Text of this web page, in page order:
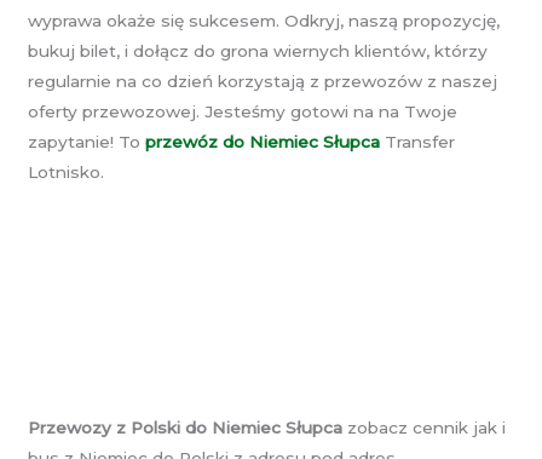
wyprawa okaże się sukcesem. Odkryj, naszą propozycję,
bukuj bilet, i dołącz do grona wiernych klientów, którzy
regularnie na co dzień korzystają z przewozów z naszej
oferty przewozowej. Jesteśmy gotowi na na Twoje
zapytanie! To przewóz do Niemiec Słupca Transfer
Lotnisko.
Przewozy z Polski do Niemiec Słupca zobacz cennik jak i